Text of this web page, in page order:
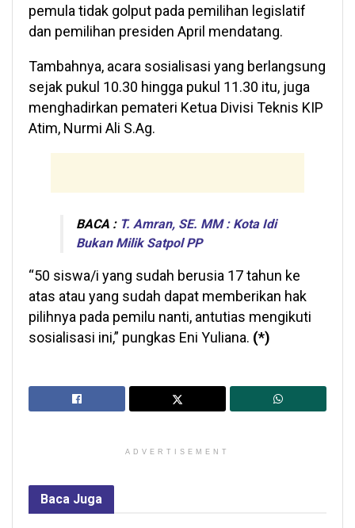
pemula tidak golput pada pemilihan legislatif
dan pemilihan presiden April mendatang.
Tambahnya, acara sosialisasi yang berlangsung
sejak pukul 10.30 hingga pukul 11.30 itu, juga
menghadirkan pemateri Ketua Divisi Teknis KIP
Atim, Nurmi Ali S.Ag.
BACA : T. Amran, SE. MM : Kota Idi
Bukan Milik Satpol PP
“50 siswa/i yang sudah berusia 17 tahun ke
atas atau yang sudah dapat memberikan hak
pilihnya pada pemilu nanti, antutias mengikuti
sosialisasi ini,” pungkas Eni Yuliana. (*)
ADVERTISEMENT
Baca Juga